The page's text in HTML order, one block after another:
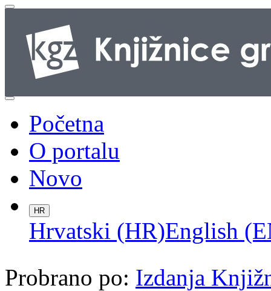
Početna
O portalu
Novo
HR
Hrvatski (HR)English
Probrano po: Izdanja